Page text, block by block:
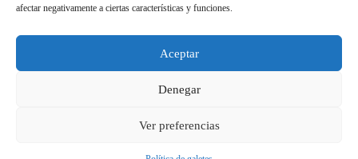
afectar negativamente a ciertas características y funciones.
Aceptar
Denegar
Ver preferencias
Cooperativa de consum de l'Escola Goar - Copyright
de galetes